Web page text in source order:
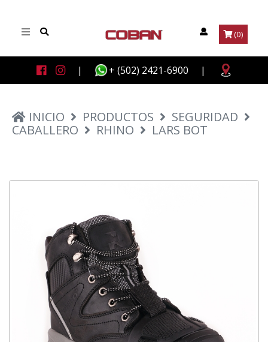
(0)
| + (502) 2421-6900 |
INICIO PRODUCTOS
SEGURIDAD
CABALLERO
RHINO LARS BOT